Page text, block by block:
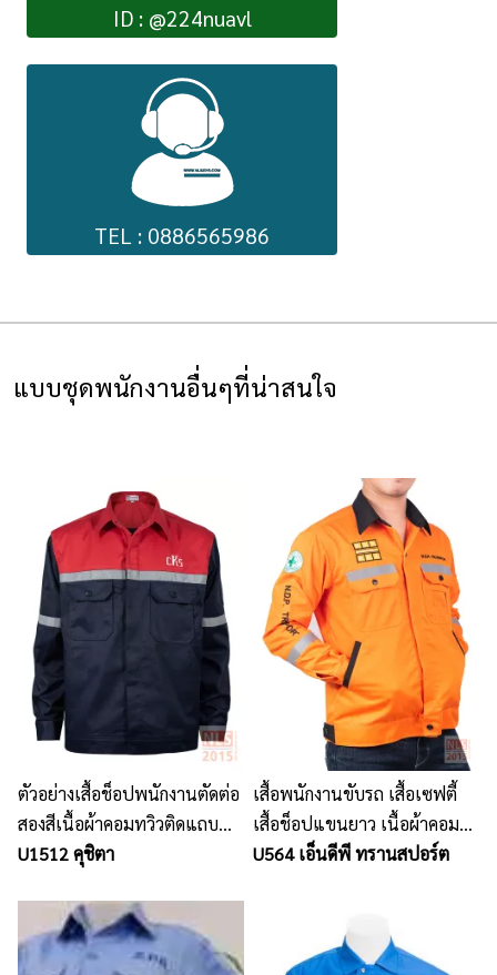
ID : @224nuavl
TEL : 0886565986
แบบชุดพนักงานอื่นๆที่น่าสนใจ
ตัวอย่างเสื้อช็อปพนักงานตัดต่อ
สองสีเนื้อผ้าคอมทวิวติดแถบ
สะท้อนแสง ปักหน้าหลัง
U1512 คุชิตา
เสื้อพนักงานขับรถ เสื้อเซฟตี้
เสื้อช็อปแขนยาว เนื้อผ้าคอม
ทวิวสีส้ม ติดแถบสะท้อนแสง
U564 เอ็นดีพี ทรานสปอร์ต